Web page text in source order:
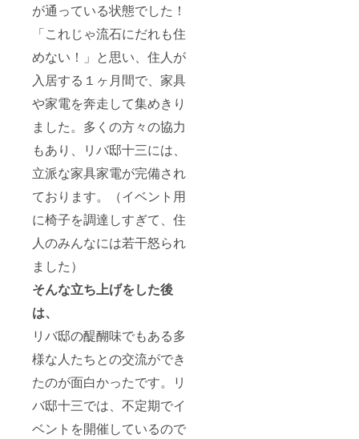
が通っている状態でした！
「これじゃ流石にだれも住
めない！」と思い、住人が
入居する１ヶ月間で、家具
や家電を奔走して集めきり
ました。多くの方々の協力
もあり、リバ邸十三には、
立派な家具家電が完備され
ております。（イベント用
に椅子を調達しすぎて、住
人のみんなには若干怒られ
ました）
そんな立ち上げをした後
は、
リバ邸の醍醐味でもある多
様な人たちとの交流ができ
たのが面白かったです。リ
バ邸十三では、不定期でイ
ベントを開催しているので